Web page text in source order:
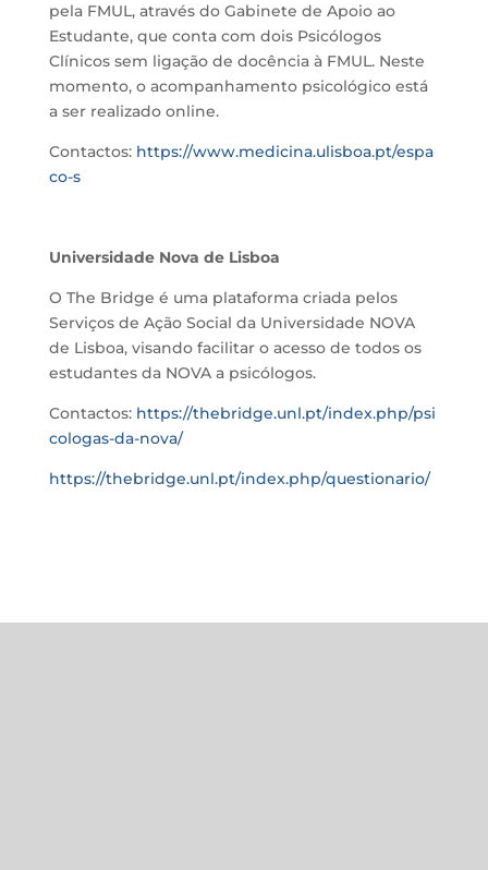
pela FMUL, através do Gabinete de Apoio ao
Estudante, que conta com dois Psicólogos
Clínicos sem ligação de docência à FMUL. Neste
momento, o acompanhamento psicológico está
a ser realizado online.
Contactos: https://www.medicina.ulisboa.pt/espa
co-s
Universidade Nova de Lisboa
O The Bridge é uma plataforma criada pelos
Serviços de Ação Social da Universidade NOVA
de Lisboa, visando facilitar o acesso de todos os
estudantes da NOVAa psicólogos.
Contactos: https://thebridge.unl.pt/index.php/psi
cologas-da-nova/
https://thebridge.unl.pt/index.php/questionario/